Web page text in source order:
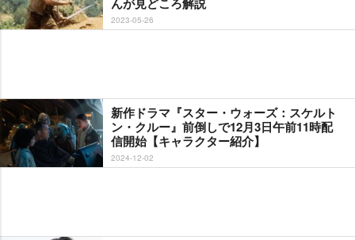
2023-05-26
新作ドラマ『スター・ウォーズ：スケルト
ン・クルー』前倒しで12月3日午前11時配
信開始【キャラクター紹介】
2024-12-02